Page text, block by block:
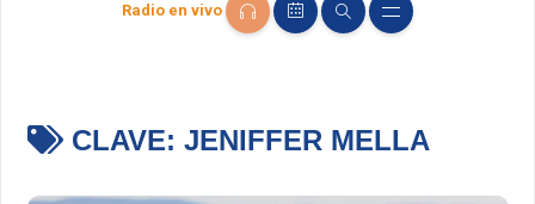
Radio en vivo
CLAVE: JENIFFER MELLA